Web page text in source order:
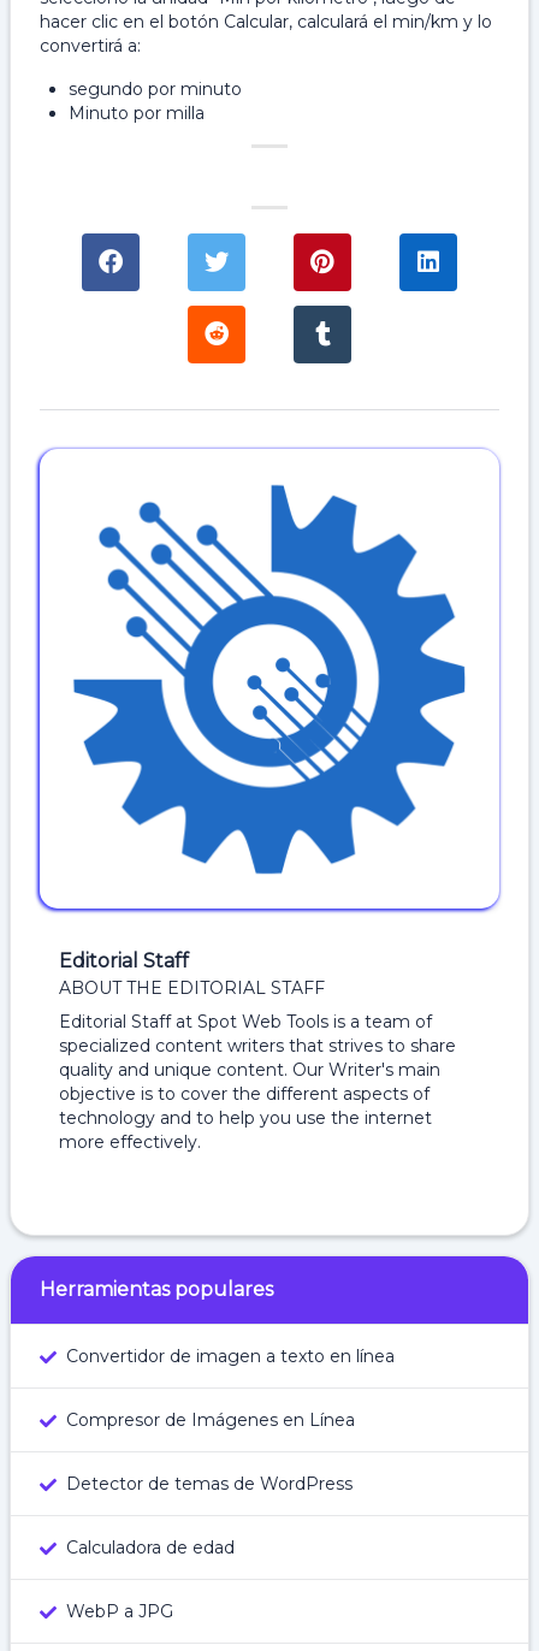
hacer clic en el botón Calcular, calculará el min/km y lo
convertirá a:
segundo por minuto
Minuto por milla
Editorial Staff
ABOUT THE EDITORIAL STAFF
Editorial Staff at Spot Web Tools is a team of
specialized content writers that strives to share
quality and unique content. Our Writer's main
objective is to cover the different aspects of
technology and to help you use the internet
more effectively.
Herramientas populares
Convertidor de imagen a texto en línea
Compresor de Imágenes en Línea
Detector de temas de WordPress
Calculadora de edad
WebP a JPG